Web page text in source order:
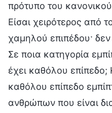
πρότυπο του
Είσαι χειρότερος από
χαμηλού επιπέδου·
Σε ποια κατηγορία
έχει καθόλου επίπεδο;
καθόλου επίπεδο
ανθρώπων που είναι